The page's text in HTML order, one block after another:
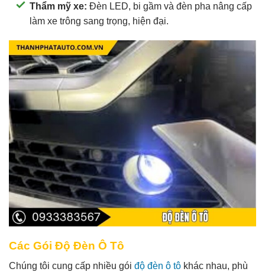
Thẩm mỹ xe: Đèn LED, bi gầm và đèn pha nâng cấp
làm xe trông sang trọng, hiện đại.
Các Gói Độ Đèn Ô Tô
Chúng tôi cung cấp nhiều gói độ đèn ô tô khác nhau, phù